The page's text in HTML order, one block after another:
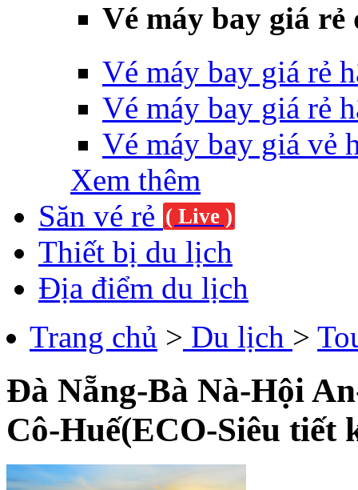
Vé máy bay giá rẻ
Vé máy bay giá rẻ
Vé máy bay giá rẻ
Vé máy bay giá vẻ
Xem thêm
Săn vé rẻ ( Live )
Thiết bị du lịch
Địa điểm du lịch
Trang chủ > Du lịch >
Đà Nẵng-Bà Nà-Hội
Cô-Huế(ECO-Siêu tiết